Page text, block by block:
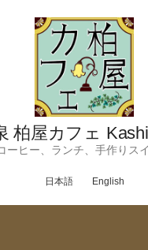
柏屋カフェ
ーヒー、ランチ、手作りス
日本語 English